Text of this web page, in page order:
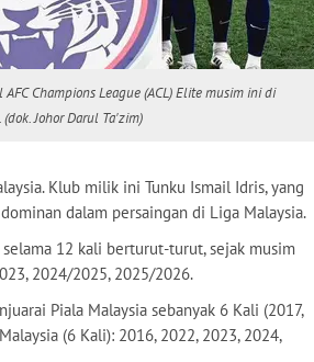
Champions League (ACL) Elite musim ini di
Johor Darul Ta'zim)
Klub milik ini Tunku Ismail Idris, yang
dalam persaingan di Liga Malaysia.
12 kali berturut-turut, sejak musim
2024/2025, 2025/2026.
Piala Malaysia sebanyak 6 Kali (2017,
(6 Kali): 2016, 2022, 2023, 2024,